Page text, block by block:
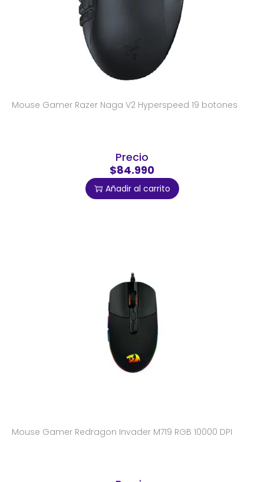
Mouse Gamer Razer Naga V2 Hyperspeed 19 botones
Precio
$84.990
Añadir al carrito
Mouse Gamer Redragon Invader M719 RGB 10000 DPI